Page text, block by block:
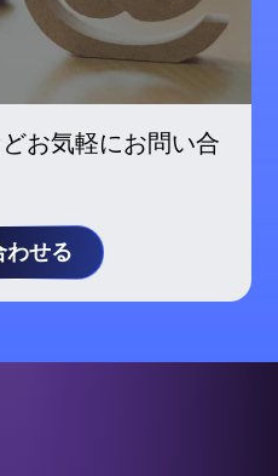
お気軽にお問い合
わせる